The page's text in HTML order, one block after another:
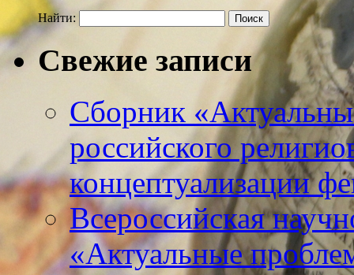
Найти:
Свежие записи
Сборник
российского
концептуализации
Всероссийская
«Актуальные